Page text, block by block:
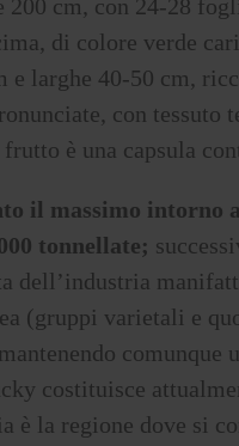
200 cm, con 24-28
di colore verde
e larghe 40-50 cm,
con tessuto
è una capsula
il massimo intorno
tonnellate;
dell’industria
(gruppi varietali e
comunque
costituisce
è la regione dove si